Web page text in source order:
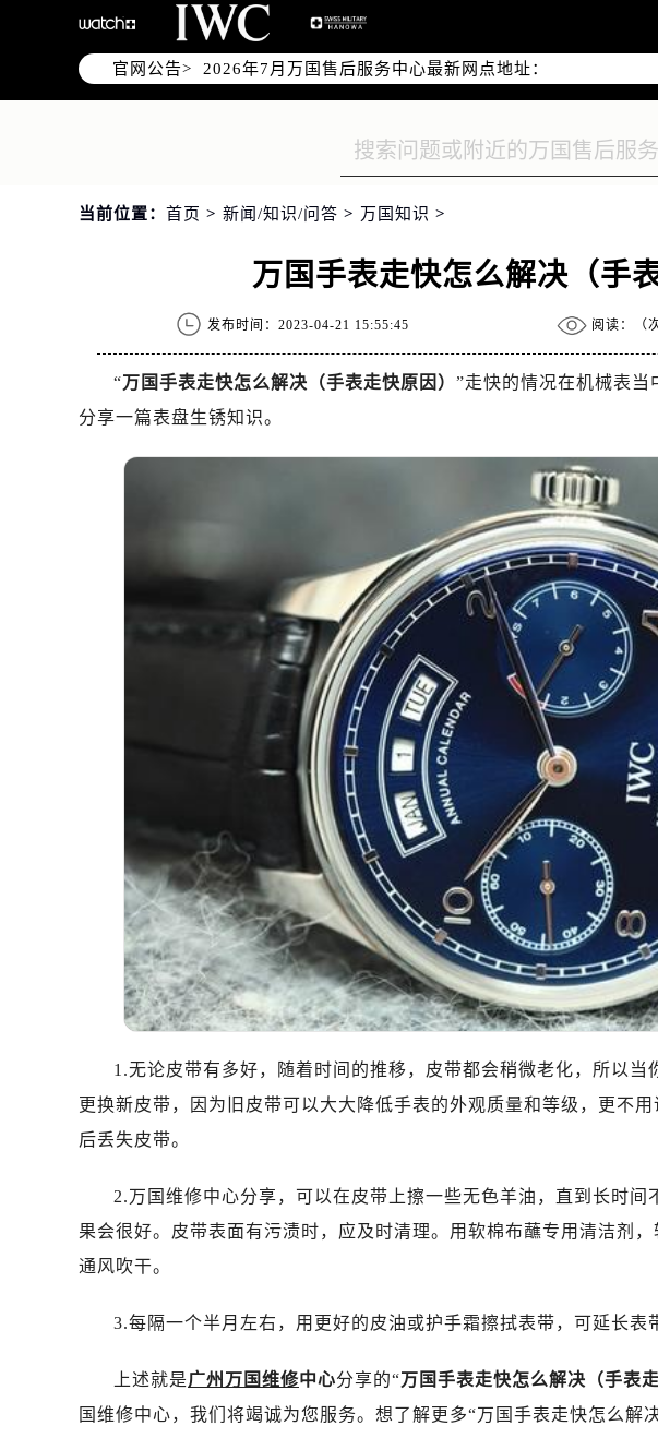
官网公告>
2026年7月万国上海市售后服务网络优化升级公告
2026年7月上海市万国官方售后客户服务热线：400-992-
2026年7月万国售后服务中心最新网点地址：
上海市徐汇区虹桥路3号港汇中心写字楼2座37层3705室（
上海市黄浦区南京东路299号宏伊国际广场写字楼8层806
节假日正常营业！
当前位置： 首页 > 新闻/知识/问答 > 万国知识 >
万国手表走快怎么解决（手
发布时间：2023-04-21 15:55:45 阅读：（
“万国手表走快怎么解决（手表走快原因） ”走快的情况在机械表当
分享一篇表盘生锈知识。
1.无论皮带有多好，随着时间的推移，皮带都会稍微老化，所以
更换新皮带，因为旧皮带可以大大降低手表的外观质量和等级，更不
后丢失皮带。
2.万国维修中心分享，可以在皮带上擦一些无色羊油，直到长时
果会很好。皮带表面有污渍时，应及时清理。用软棉布蘸专用清洁剂
通风吹干。
3.每隔一个半月左右，用更好的皮油或护手霜擦拭表带，可延长表
上述就是广州万国维修中心分享的“万国手表走快怎么解决（手表走
国维修中心，我们将竭诚为您服务。想了解更多“万国手表走快怎么解